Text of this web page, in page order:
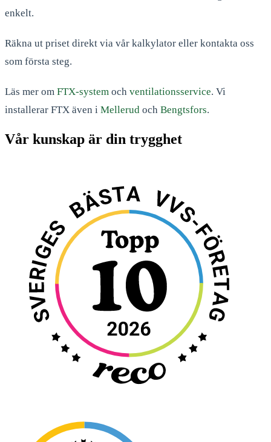
enkelt.
Räkna ut priset direkt via vår kalkylator eller kontakta oss
som första steg.
Läs mer om FTX-system och ventilationsservice. Vi
installerar FTX även i Mellerud och Bengtsfors.
Vår kunskap är din trygghet